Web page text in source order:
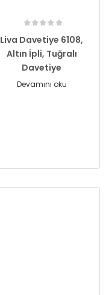
Liva Davetiye 6108,
Altın İpli, Tuğralı
Davetiye
Devamını oku